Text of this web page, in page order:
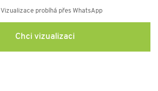
Vizualizace probíhá přes WhatsApp
Chci vizualizaci